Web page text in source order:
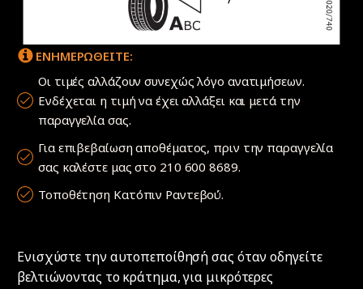
ΕΝΗΜΕΡΩΘΕΙΤΕ:
Οι τιμές αλλάζουν συνεχώς λόγο ανατιμήσεων.
Ενδέχεται η τιμή να έχει αλλάξει και μετά την
παραγγελία σας.
Για επιβεβαίωση αποθέματος, πριν την παραγγελία
σας καλέστε μας στο 210 600 8689.
Τοποθέτηση Κατόπιν Ραντεβού.
Ενισχύστε την αυτοπεποίθησή σας όταν οδηγείτε
βελτιώνοντας το κράτημα, για μικρότερες